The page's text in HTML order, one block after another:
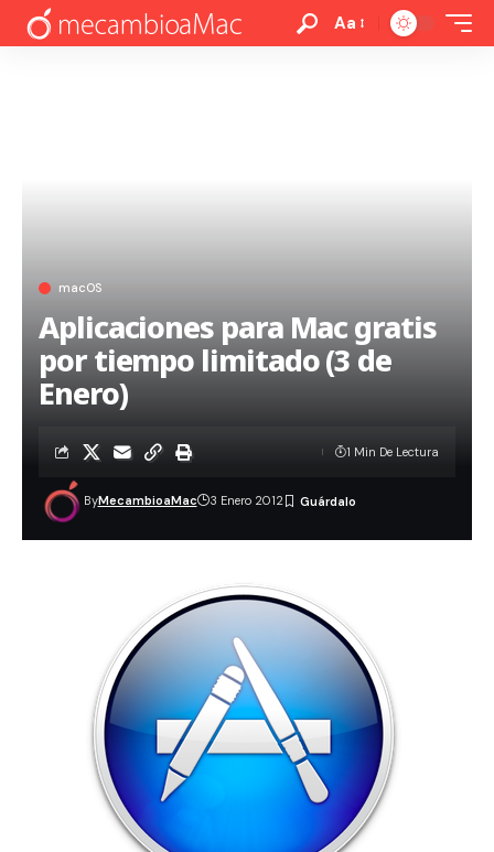
Aa
macOS
Aplicaciones para Mac gratis
por tiempo limitado (3 de
Enero)
ByMecambioaMac 3 Enero 2012
1 Min De Lectura